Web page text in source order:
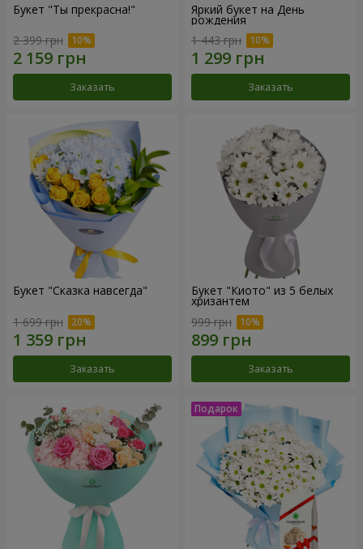
Букет "Ты прекрасна!"
2 399 грн
Заказать
Яркий букет на День
рождения
1 443 грн
Заказать
Букет "Сказка навсегда"
1 699 грн
Заказать
Букет "Киото" из 5 белых
хризантем
999 грн
Заказать